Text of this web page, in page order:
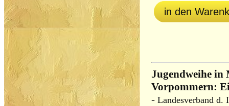
in den
Jugendweihe in
Vorpommern:
- Landesverband d.